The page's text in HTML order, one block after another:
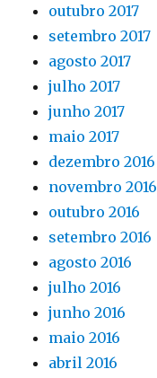
outubro 2017
setembro 2017
agosto 2017
julho 2017
junho 2017
maio 2017
dezembro 2016
novembro 2016
outubro 2016
setembro 2016
agosto 2016
julho 2016
junho 2016
maio 2016
abril 2016